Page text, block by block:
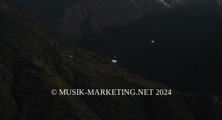
© MUSIK-MARKETING.NET 2024